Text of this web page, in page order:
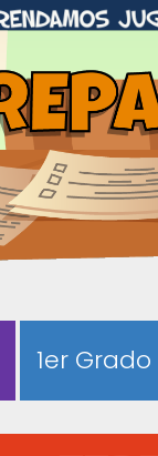
1er Grado